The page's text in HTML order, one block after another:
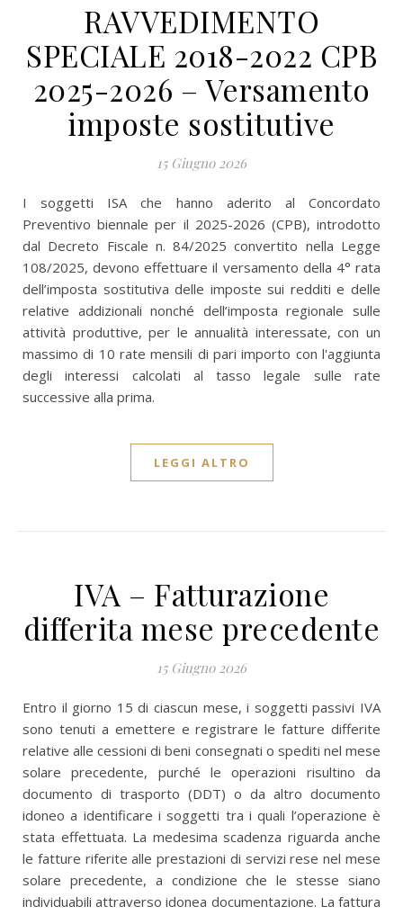
RAVVEDIMENTO
SPECIALE 2018-2022 CPB
2025-2026 – Versamento
imposte sostitutive
15 Giugno 2026
I soggetti ISA che hanno aderito al Concordato
Preventivo biennale per il 2025-2026 (CPB), introdotto
dal Decreto Fiscale n. 84/2025 convertito nella Legge
108/2025, devono effettuare il versamento della 4° rata
dell’imposta sostitutiva delle imposte sui redditi e delle
relative addizionali nonché dell’imposta regionale sulle
attività produttive, per le annualità interessate, con un
massimo di 10 rate mensili di pari importo con l'aggiunta
degli interessi calcolati al tasso legale sulle rate
successive alla prima.
LEGGI ALTRO
IVA – Fatturazione
differita mese precedente
15 Giugno 2026
Entro il giorno 15 di ciascun mese, i soggetti passivi IVA
sono tenuti a emettere e registrare le fatture differite
relative alle cessioni di beni consegnati o spediti nel mese
solare precedente, purché le operazioni risultino da
documento di trasporto (DDT) o da altro documento
idoneo a identificare i soggetti tra i quali l’operazione è
stata effettuata. La medesima scadenza riguarda anche
le fatture riferite alle prestazioni di servizi rese nel mese
solare precedente, a condizione che le stesse siano
individuabili attraverso idonea documentazione. La fattura